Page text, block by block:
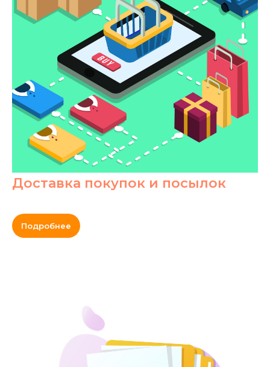
Доставка покупок и посылок
Подробнее